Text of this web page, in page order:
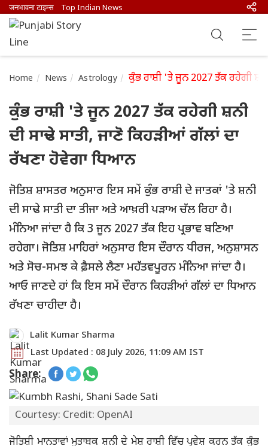
जनभावना टाइम्स Top Indian News
Home News Astrology ਕੁੰਭ ਰਾਸ਼ੀ 'ਤੇ ਜੂਨ 2027 ਤੱਕ ਰਹੇਗੀ
ਕੁੰਭ ਰਾਸ਼ੀ 'ਤੇ ਜੂਨ 2027 ਤੱਕ ਰਹੇਗੀ ਸ਼ਨੀ
ਦੀ ਸਾਢੇ ਸਾਤੀ, ਜਾਣੋ ਕਿਹੜੀਆਂ ਗੱਲਾਂ ਦਾ
ਰੱਖਣਾ ਹੋਵੇਗਾ ਧਿਆਨ
ਜੋਤਿਸ਼ ਸ਼ਾਸਤਰ ਅਨੁਸਾਰ ਇਸ ਸਮੇਂ ਕੁੰਭ ਰਾਸ਼ੀ ਦੇ ਜਾਤਕਾਂ 'ਤੇ ਸ਼ਨੀ
ਦੀ ਸਾਢੇ ਸਾਤੀ ਦਾ ਤੀਜਾ ਅਤੇ ਆਖ਼ਰੀ ਪੜਾਅ ਚੱਲ ਰਿਹਾ ਹੈ।
ਮੰਨਿਆ ਜਾਂਦਾ ਹੈ ਕਿ 3 ਜੂਨ 2027 ਤੱਕ ਇਹ ਪ੍ਰਭਾਵ ਬਣਿਆ
ਰਹੇਗਾ। ਜੋਤਿਸ਼ ਮਾਹਿਰਾਂ ਅਨੁਸਾਰ ਇਸ ਦੌਰਾਨ ਧੀਰਜ, ਅਨੁਸ਼ਾਸਨ
ਅਤੇ ਸੋਚ-ਸਮਝ ਕੇ ਫ਼ੈਸਲੇ ਲੈਣਾ ਮਹੱਤਵਪੂਰਨ ਮੰਨਿਆ ਜਾਂਦਾ ਹੈ।
ਆਓ ਜਾਣਦੇ ਹਾਂ ਕਿ ਇਸ ਸਮੇਂ ਦੌਰਾਨ ਕਿਹੜੀਆਂ ਗੱਲਾਂ ਦਾ ਧਿਆਨ
ਰੱਖਣਾ ਚਾਹੀਦਾ ਹੈ।
Lalit Kumar Sharma
Last Updated : 08 July 2026, 11:09 AM IST
Share:
Courtesy: Credit: OpenAI
ਜੋਤਿਸ਼ੀ ਮਾਨਤਾਵਾਂ ਮੁਤਾਬਕ ਸ਼ਨੀ ਦੇ ਮੇਸ਼ ਰਾਸ਼ੀ ਵਿੱਚ ਪ੍ਰਵੇਸ਼ ਕਰਨ ਤੱਕ ਕੁੰਭ